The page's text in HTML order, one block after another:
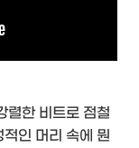
렬한 비트로 점철
인 머리 속에 뭔